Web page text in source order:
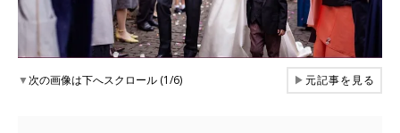
▼次の画像は下へスクロール (1/6) ▶元記事を見る